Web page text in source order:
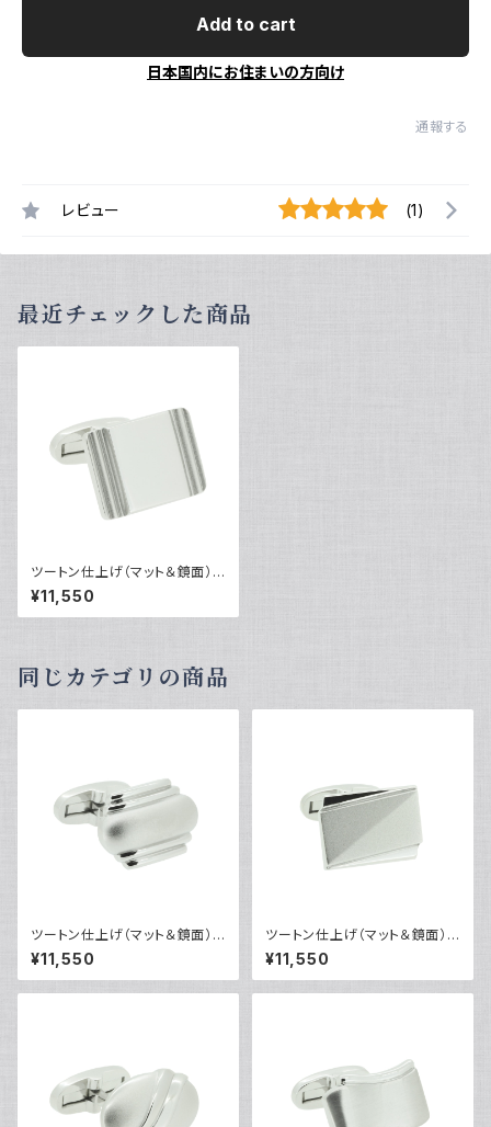
Add to cart
日本国内にお住まいの方向け
通報する
レビュー (1)
最近チェックした商品
ツートン仕上げ（マット＆鏡面）カ
フリンクス VQC-0811
¥11,550
同じカテゴリの商品
ツートン仕上げ（マット＆鏡面）カ
フリンクス VQC-0801
¥11,550
ツートン仕上げ（マット＆鏡面）カ
フリンクス VQC-0802
¥11,550